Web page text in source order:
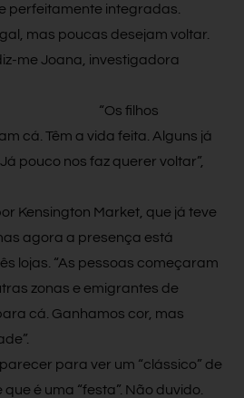
perfeitamente integradas.
mas poucas desejam voltar.
me Joana, investigadora
“Os filhos
cá. Têm a vida feita. Alguns já
pouco nos faz querer voltar”,
Kensington Market, que já teve
agora a presença está
lojas. “As pessoas começaram
zonas e emigrantes de
cá. Ganhamos cor, mas
para ver um “clássico” de
é uma “festa”. Não duvido.